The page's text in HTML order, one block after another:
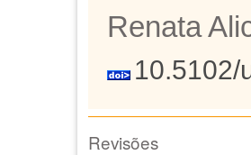
Renata
10.5102/
Revisões